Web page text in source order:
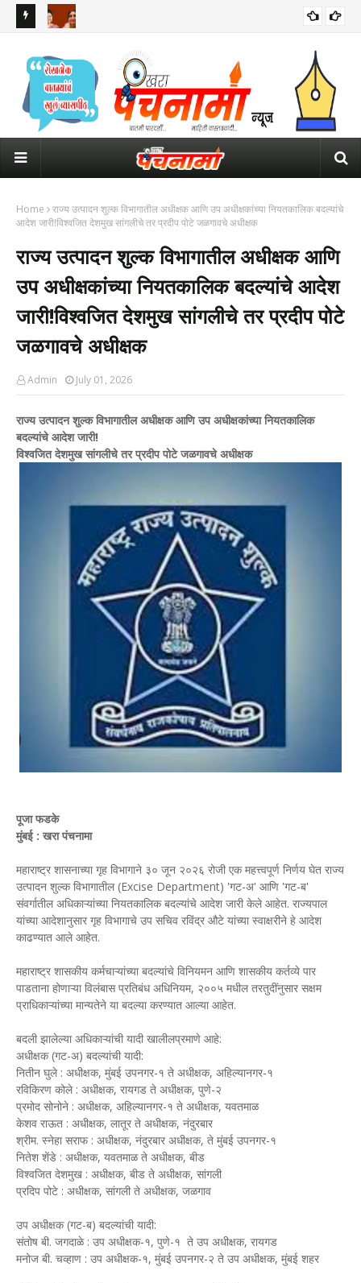
अध्यक्षपदासाठी आता 4 नावांची चर्चा
Home
राज्य उत्पादन शुल्क विभागातील अधीक्षक आणि उप अधीक्षकांच्या नियतकालिक बदल्यांचे
आदेश जारी!विश्वजित देशमुख सांगलीचे तर प्रदीप पोटे जळगावचे अधीक्षक
राज्य उत्पादन शुल्क विभागातील अधीक्षक आणि
उप अधीक्षकांच्या नियतकालिक बदल्यांचे आदेश
जारी!विश्वजित देशमुख सांगलीचे तर प्रदीप पोटे
जळगावचे अधीक्षक
Admin July 01, 2026
राज्य उत्पादन शुल्क विभागातील अधीक्षक आणि उप अधीक्षकांच्या नियतकालिक
बदल्यांचे आदेश जारी!
विश्वजित देशमुख सांगलीचे तर प्रदीप पोटे जळगावचे अधीक्षक
पूजा फडके
मुंबई : खरा पंचनामा
महाराष्ट्र शासनाच्या गृह विभागाने ३० जून २०२६ रोजी एक महत्त्वपूर्ण निर्णय घेत राज्य
उत्पादन शुल्क विभागातील (Excise Department) 'गट-अ' आणि 'गट-ब'
संवर्गातील अधिकाऱ्यांच्या नियतकालिक बदल्यांचे आदेश जारी केले आहेत. राज्यपाल
यांच्या आदेशानुसार गृह विभागाचे उप सचिव रविंद्र औटे यांच्या स्वाक्षरीने हे आदेश
काढण्यात आले आहेत.
महाराष्ट्र शासकीय कर्मचाऱ्यांच्या बदल्यांचे विनियमन आणि शासकीय कर्तव्ये पार
पाडताना होणाऱ्या विलंबास प्रतिबंध अधिनियम, २००५ मधील तरतुदींनुसार सक्षम
प्राधिकाऱ्यांच्या मान्यतेने या बदल्या करण्यात आल्या आहेत.
बदली झालेल्या अधिकाऱ्यांची यादी खालीलप्रमाणे आहे:
अधीक्षक (गट-अ) बदल्यांची यादी:
नितीन घुले : अधीक्षक, मुंबई उपनगर-१ ते अधीक्षक, अहिल्यानगर-१
रविकिरण कोले : अधीक्षक, रायगड ते अधीक्षक, पुणे-२
प्रमोद सोनोने : अधीक्षक, अहिल्यानगर-१ ते अधीक्षक, यवतमाळ
केशव राऊत : अधीक्षक, लातूर ते अधीक्षक, नंदुरबार
श्रीम. स्नेहा सराफ : अधीक्षक, नंदुरबार अधीक्षक, ते मुंबई उपनगर-१
नितेश शेंडे : अधीक्षक, यवतमाळ ते अधीक्षक, बीड
विश्वजित देशमुख : अधीक्षक, बीड ते अधीक्षक, सांगली
प्रदिप पोटे : अधीक्षक, सांगली ते अधीक्षक, जळगाव
उप अधीक्षक (गट-ब) बदल्यांची यादी:
संतोष बी. जगदाळे : उप अधीक्षक-१, पुणे-१ ते उप अधीक्षक, रायगड
मनोज बी. चव्हाण : उप अधीक्षक-१, मुंबई उपनगर-२ ते उप अधीक्षक, मुंबई शहर